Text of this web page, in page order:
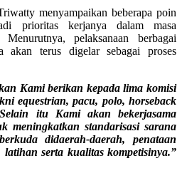
menyampaikan beberapa poin
prioritas kerjanya dalam masa
Menurutnya, pelaksanaan berbagai
akan terus digelar sebagai proses
Kami berikan kepada lima komisi
equestrian, pacu, polo, horseback
itu Kami akan bekerjasama
meningkatkan standarisasi sarana
didaerah-daerah, penataan
serta kualitas kompetisinya.”